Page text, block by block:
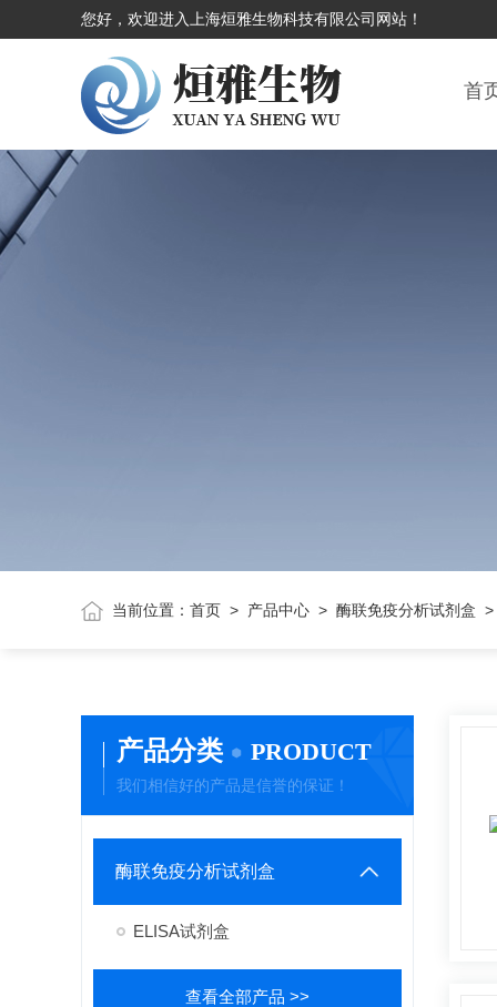
您好，欢迎进入上海烜雅生物科技有限公司网站！
首
当前位置： 首页> 产品中心> 酶联免疫分析试剂盒
产品分类 PRODUCT
我们相信好的产品是信誉的保证！
酶联免疫分析试剂盒
ELISA试剂盒
查看全部产品 >>